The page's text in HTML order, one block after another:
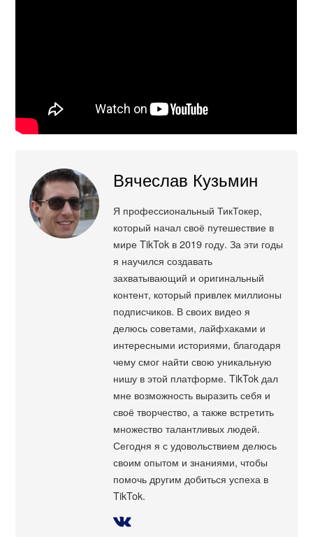
Вячеслав Кузьмин
Я профессиональный ТикТокер,
который начал своё путешествие в
мире TikTok в 2019 году. За эти годы
я научился создавать
захватывающий и оригинальный
контент, который привлек миллионы
подписчиков. В своих видео я
делюсь советами, лайфхаками и
интересными историями, благодаря
чему смог найти свою уникальную
нишу в этой платформе. TikTok дал
мне возможность выразить себя и
своё творчество, а также встретить
множество талантливых людей.
Сегодня я с удовольствием делюсь
своим опытом и знаниями, чтобы
помочь другим добиться успеха в
TikTok.